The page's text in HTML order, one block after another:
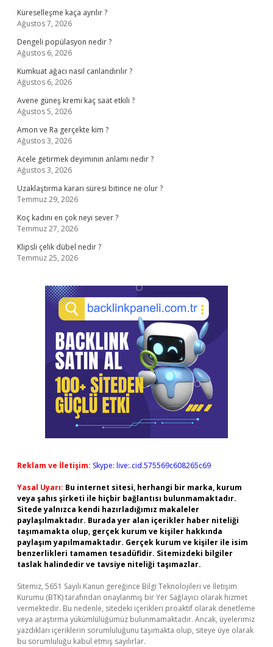
Küreselleşme kaça ayrılır ?
Ağustos 7, 2026
Dengeli popülasyon nedir ?
Ağustos 6, 2026
Kumkuat ağacı nasıl canlandırılır ?
Ağustos 6, 2026
Avene güneş kremi kaç saat etkili ?
Ağustos 5, 2026
Amon ve Ra gerçekte kim ?
Ağustos 3, 2026
Acele getirmek deyiminin anlamı nedir ?
Ağustos 3, 2026
Uzaklaştırma kararı süresi bitince ne olur ?
Temmuz 29, 2026
Koç kadını en çok neyi sever ?
Temmuz 27, 2026
Klipsli çelik dübel nedir ?
Temmuz 25, 2026
Reklam ve İletişim: Skype: live:.cid.575569c608265c69
Yasal Uyarı: Bu internet sitesi, herhangi bir marka, kurum
veya şahıs şirketi ile hiçbir bağlantısı bulunmamaktadır.
Sitede yalnızca kendi hazırladığımız makaleler
paylaşılmaktadır. Burada yer alan içerikler haber niteliği
taşımamakta olup, gerçek kurum ve kişiler hakkında
paylaşım yapılmamaktadır. Gerçek kurum ve kişiler ile isim
benzerlikleri tamamen tesadüfidir. Sitemizdeki bilgiler
taslak halindedir ve tavsiye niteliği taşımazlar.
Sitemiz, 5651 Sayılı Kanun gereğince Bilgi Teknolojileri ve İletişim
Kurumu (BTK) tarafından onaylanmış bir Yer Sağlayıcı olarak hizmet
vermektedir. Bu nedenle, sitedeki içerikleri proaktif olarak denetleme
veya araştırma yükümlülüğümüz bulunmamaktadır. Ancak, üyelerimiz
yazdıkları içeriklerin sorumluluğunu taşımakta olup, siteye üye olarak
bu sorumluluğu kabul etmiş sayılırlar.